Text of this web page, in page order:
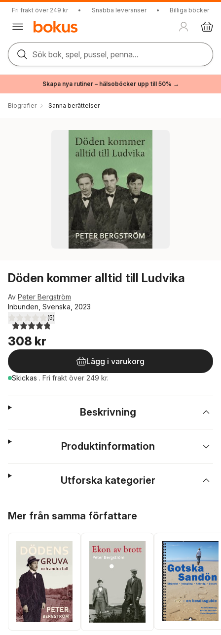
Fri frakt över 249 kr • Snabba leveranser • Billiga böcker
Sök bok, spel, pussel, penna...
Skapa nya rutiner – hälsoböcker upp till 50% →
Biografier Sanna berättelser
Döden kommer alltid till Ludvika
Av Peter Bergström
Inbunden, Svenska, 2023
4,8utav 5 stjärnor. Totalt antal röster:
(5)
308 kr
Lägg i varukorg
Skickas . Fri frakt över 249 kr.
Beskrivning
Produktinformation
Utforska kategorier
Mer från samma författare